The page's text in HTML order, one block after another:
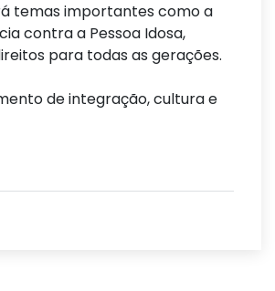
temas importantes como a
contra a Pessoa Idosa,
para todas as gerações.
de integração, cultura e